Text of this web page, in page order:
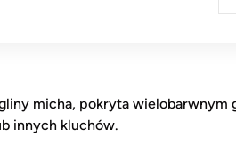
micha, pokryta wielobarwnym
innych kluchów.